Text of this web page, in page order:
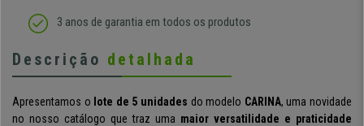
3 anos de garantia em todos os produtos
Descrição detalhada
Apresentamos o lote de 5 unidades do modelo CARINA, uma novidade
no nosso catálogo que traz uma maior versatilidade e praticidade